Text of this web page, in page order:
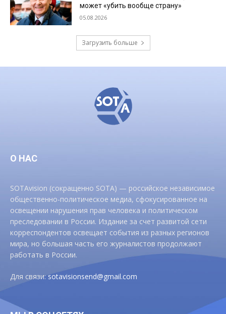
может «убить вообще страну»
05.08.2026
Загрузить больше
О НАС
SOTAvision (сокращенно SOTA) — российское независимое
общественно-политическое медиа, сфокусированное на
освещении нарушения прав человека и политическом
преследовании в России. Издание за счет развитой сети
корреспондентов освещает события из разных регионов
мира, но большая часть его журналистов продолжают
работать в России.
Для связи:sotavisionsend@gmail.com